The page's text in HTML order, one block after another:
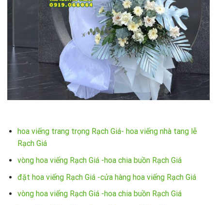
hoa viếng trang trọng Rạch Giá- hoa viếng nhà tang lễ
Rạch Giá
vòng hoa viếng Rạch Giá -hoa chia buồn Rạch Giá
đặt hoa viếng Rạch Giá -cửa hàng hoa viếng Rạch Giá
vòng hoa viếng Rạch Giá -hoa chia buồn Rạch Giá